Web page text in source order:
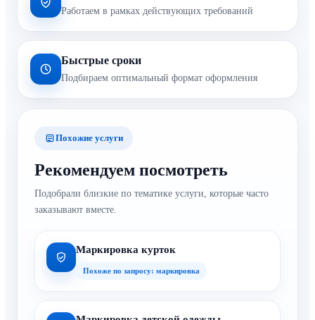
Работаем в рамках действующих требований
Быстрые сроки
Подбираем оптимальный формат оформления
Похожие услуги
Рекомендуем посмотреть
Подобрали близкие по тематике услуги, которые часто
заказывают вместе.
Маркировка курток
Похоже по запросу: маркировка